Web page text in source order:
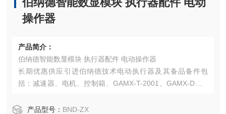
操作器
产品简介：
伯纳德智能数显模块 执行器配件 电动操作器
长期优惠供应引进伯纳德技术电动执行器及其备品备件包
括：减速器、电机、控制箱、GAMX-T-2001、GAMX-D、G
GAMX-2005、GAMX-2007、GAMX-2K系列线路板、制动
产品型号： BND-ZX